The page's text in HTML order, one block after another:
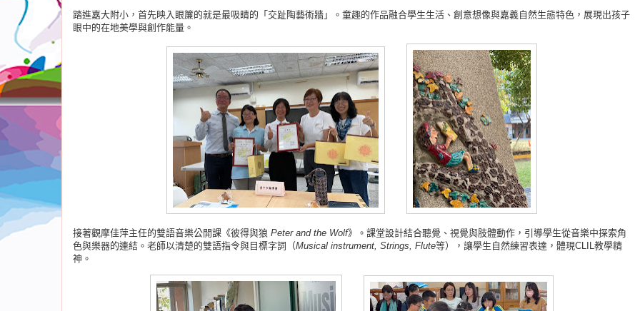
踏進嘉大附小，首先映入眼簾的就是最吸睛的「交趾陶藝術牆」。童趣的作品融合學生生活、創意想像與嘉義自然生態特色，展現出孩子
眼中的在地美學與創作能量。
接著觀摩佳萍主任的雙語音樂公開課《彼得與狼 Peter and the Wolf》。課堂設計結合聽覺、視覺與肢體動作，引導學生從音樂中探索角
色與樂器的連結。老師以清楚的雙語指令與目標字詞（Musical instrument, Strings, Flute等），讓學生自然練習表達，體現CLIL教學精
神。